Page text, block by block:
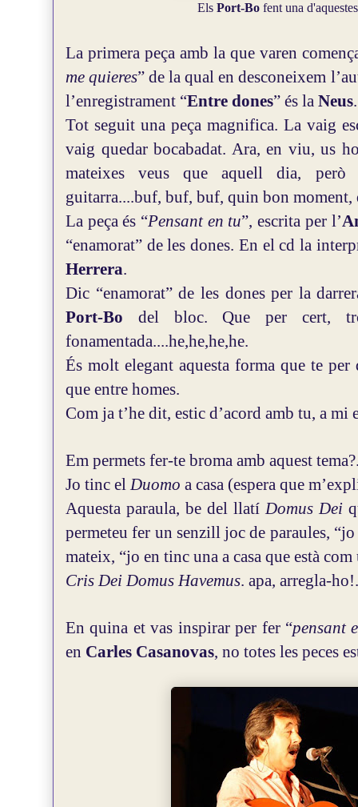
Els Port-Bo fent una
La primera peça amb la que varen
me quieres” de la qual en desconeixem
l’enregistrament “Entre dones” és la Neus.
Tot seguit una peça magnifica. La vaig
vaig quedar bocabadat. Ara, en viu, us
mateixes veus que aquell dia, però
guitarra....buf, buf, buf, quin bon moment,
La peça és “Pensant en tu”, escrita per l’
“enamorat” de les dones. En el cd la
Herrera.
Dic “enamorat” de les dones per la
Port-Bo del bloc. Que per cert,
fonamentada....he,he,he,he.
És molt elegant aquesta forma que te
que entre homes.
Com ja t’he dit, estic d’acord amb tu, a mi
Em permets fer-te broma amb aquest
Jo tinc elDuomo a casa (espera que
Aquesta paraula, be del llatíDomus Dei
permeteu fer un senzill joc de paraules,
mateix, “jo en tinc una a casa que està com
Cris Dei Domus Havemus. apa, arregla-ho!.
En quina et vas inspirar per fer “pensant
en Carles Casanovas, no totes les peces